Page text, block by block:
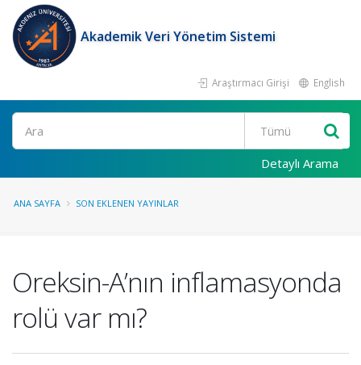
Akademik Veri Yönetim Sistemi
Araştırmacı Girişi English
Ara
Detaylı Arama
ANA SAYFA SON EKLENEN YAYINLAR
Oreksin-A’nın inflamasyonda
rolü var mı?